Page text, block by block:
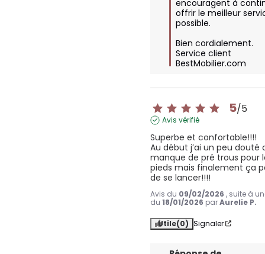
encouragent à
offrir le meilleur
possible.
Bien cordialement.
Service client
BestMobilier.com
5/5
Avis vérifié
Superbe et confortable!!!!
Au début j’ai un peu douté
manque de pré trous pour
pieds mais finalement ça
de se lancer!!!!
Avis du 09/02/2026 , suite à
du18/01/2026 parAurelie P.
Utile(0) Signaler